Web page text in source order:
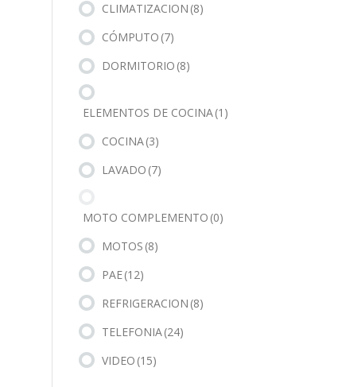
CLIMATIZACION (8)
CÓMPUTO (7)
DORMITORIO (8)
ELEMENTOS DE COCINA(1)
COCINA(3)
LAVADO (7)
MOTO COMPLEMENTO (0)
MOTOS (8)
PAE(12)
REFRIGERACION (8)
TELEFONIA(24)
VIDEO (15)